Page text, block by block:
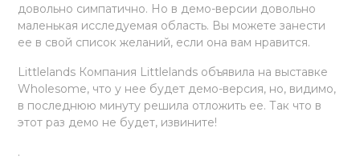
довольно симпатично. Но в демо-версии довольно
маленькая исследуемая область. Вы можете занести
ее в свой список желаний, если она вам нравится.
Littlelands Компания Littlelands объявила на выставке
Wholesome, что у нее будет демо-версия, но, видимо,
в последнюю минуту решила отложить ее. Так что в
этот раз демо не будет, извините!
.